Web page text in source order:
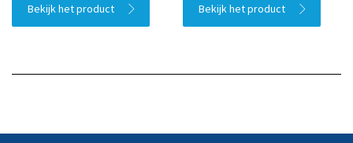
Bekijk het product Bekijk het product